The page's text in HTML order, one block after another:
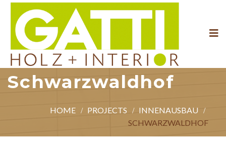
Schwarzwaldhof
HOME PROJECTS
INNENAUSBAU
SCHWARZWALDHOF